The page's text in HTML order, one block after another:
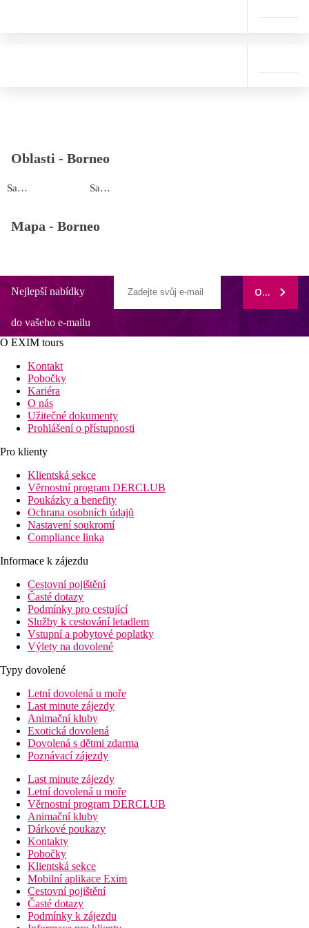
Oblasti - Borneo
Sabah Sarawak
Mapa - Borneo
Nejlepší nabídky
do vašeho e-mailu
ODEBÍRAT
O EXIM tours
Kontakt
Pobočky
Kariéra
O nás
Užitečné dokumenty
Prohlášení o přístupnosti
Pro klienty
Klientská sekce
Věrnostní program DERCLUB
Poukázky a benefity
Ochrana osobních údajů
Nastavení soukromí
Compliance linka
Informace k zájezdu
Cestovní pojištění
Časté dotazy
Podmínky pro cestující
Služby k cestování letadlem
Vstupní a pobytové poplatky
Výlety na dovolené
Typy dovolené
Letní dovolená u moře
Last minute zájezdy
Animační kluby
Exotická dovolená
Dovolená s dětmi zdarma
Poznávací zájezdy
Last minute zájezdy
Letní dovolená u moře
Věrnostní program DERCLUB
Animační kluby
Dárkové poukazy
Kontakty
Pobočky
Klientská sekce
Mobilní aplikace Exim
Cestovní pojištění
Časté dotazy
Podmínky k zájezdu